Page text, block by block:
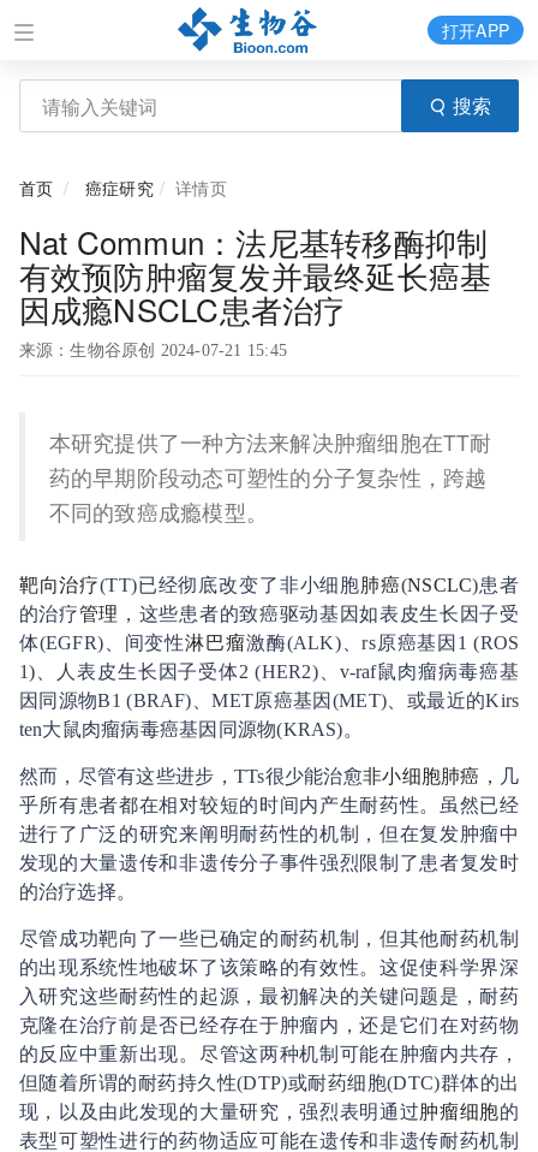
搜索
打开APP
首页 癌症研究 详情页
Nat Commun：法尼基转移酶抑制
有效预防肿瘤复发并最终延长癌基
因成瘾NSCLC患者治疗
来源：生物谷原创 2024-07-21 15:45
本研究提供了一种方法来解决肿瘤细胞在TT耐
药的早期阶段动态可塑性的分子复杂性，跨越
不同的致癌成瘾模型。
靶向治疗(TT)已经彻底改变了非小细胞肺癌(NSCLC)患者
的治疗管理 ，这些患者的致癌驱动基因如表皮生长因子受
体(EGFR)、间变性淋巴瘤激酶(ALK)、rs原癌基因1 (ROS
1)、人表皮生长因子受体2 (HER2)、v-raf鼠肉瘤病毒癌基
因同源物B1 (BRAF)、MET原癌基因(MET)、或最近的Kirs
ten大鼠肉瘤病毒癌基因同源物(KRAS)。
然而，尽管有这些进步，TTs很少能治愈非小细胞肺癌 ，几
乎所有患者都在相对较短的时间内产生耐药性。虽然已经
进行了广泛的研究来阐明耐药性的机制，但在复发肿瘤中
发现的大量遗传和非遗传分子事件强烈限制了患者复发时
的治疗选择。
尽管成功靶向了一些已确定的耐药机制，但其他耐药机制
的出现系统性地破坏了该策略的有效性。这促使科学界深
入研究这些耐药性的起源，最初解决的关键问题是，耐药
克隆在治疗前是否已经存在于肿瘤内，还是它们在对药物
的反应中重新出现。尽管这两种机制可能在肿瘤内共存，
但随着所谓的耐药持久性(DTP)或耐药细胞(DTC)群体的出
现，以及由此发现的大量研究，强烈表明通过肿瘤细胞的
表型可塑性进行的药物适应可能在遗传和非遗传耐药机制